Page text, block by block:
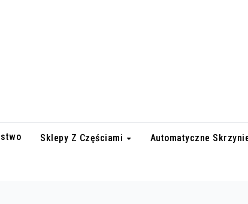
Sklepy Z Częściami Automatyczne